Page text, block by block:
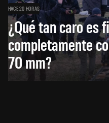
HACE 20 HORAS
¿Qué tan caro es
completamente
70 mm?